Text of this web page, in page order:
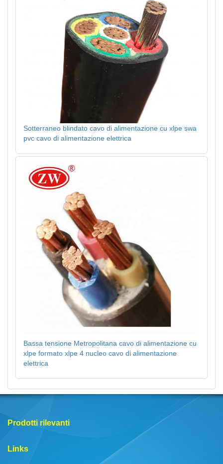
Sotterraneo blindato cavo di alimentazione cu xlpe swa
pvc cavo di alimentazione elettrica
Bassa tensione Metropolitana cavo di alimentazione cu
xlpe formato xlpe 4 nucleo cavo di alimentazione
elettrica
Prodotti rilevanti
Links